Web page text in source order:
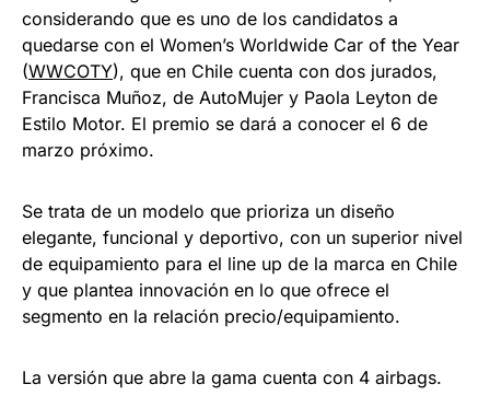
considerando que es uno de los candidatos a
quedarse con el Women’s Worldwide Car of the Year
(WWCOTY), que en Chile cuenta con dos jurados,
Francisca Muñoz, de AutoMujer y Paola Leyton de
Estilo Motor. El premio se dará a conocer el 6 de
marzo próximo.
Se trata de un modelo que prioriza un diseño
elegante, funcional y deportivo, con un superior nivel
de equipamiento para el line up de la marca en Chile
y que plantea innovación en lo que ofrece el
segmento en la relación precio/equipamiento.
La versión que abre la gama cuenta con 4 airbags.